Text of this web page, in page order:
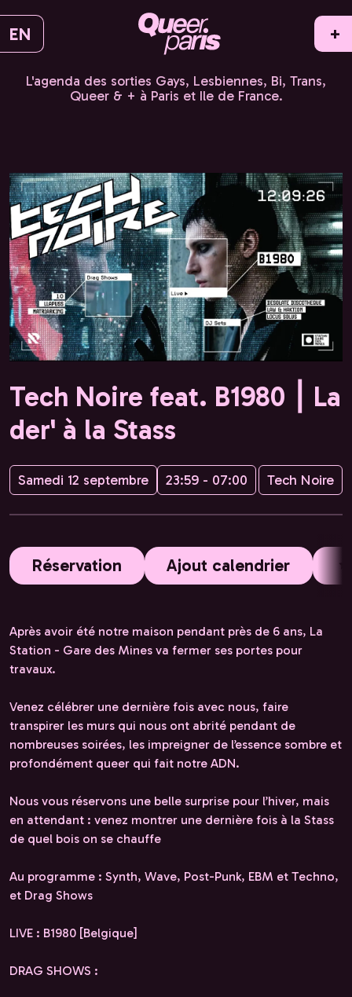
EN +
L'agenda des sorties Gays, Lesbiennes, Bi, Trans,
Queer & + à Paris et Ile de France.
Tech Noire feat. B1980 ⎮ La
der' à la Stass
Samedi 12 septembre 23:59 - 07:00 Tech Noire
Réservation Ajout calendrier
Après avoir été notre maison pendant près de 6 ans, La
Station - Gare des Mines va fermer ses portes pour
travaux.
Venez célébrer une dernière fois avec nous, faire
transpirer les murs qui nous ont abrité pendant de
nombreuses soirées, les impreigner de l’essence sombre et
profondément queer qui fait notre ADN.
Nous vous réservons une belle surprise pour l’hiver, mais
en attendant : venez montrer une dernière fois à la Stass
de quel bois on se chauffe
Au programme : Synth, Wave, Post-Punk, EBM et Techno,
et Drag Shows
LIVE : B1980 [Belgique]
DRAG SHOWS :